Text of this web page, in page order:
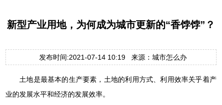
新型产业用地，为何成为城市更新的“香饽饽”？
发布时间:2021-07-14 10:19 来源：城市怎么办
土地是最基本的生产要素，土地的利用方式、利用效率关乎着产
业的发展水平和经济的发展效率。